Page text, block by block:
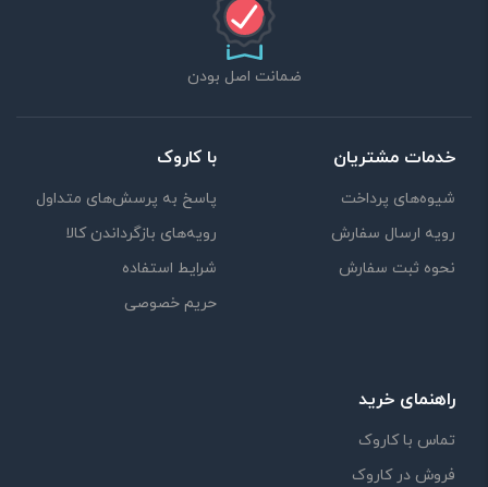
ضمانت اصل بودن
خدمات مشتریان
شیوه‌های پرداخت
رویه ارسال سفارش
نحوه ثبت سفارش
با کاروک
پاسخ به پرسش‌های متداول
رویه‌های بازگرداندن کالا
شرایط استفاده
حریم خصوصی
راهنمای خرید
تماس با کاروک
فروش در کاروک